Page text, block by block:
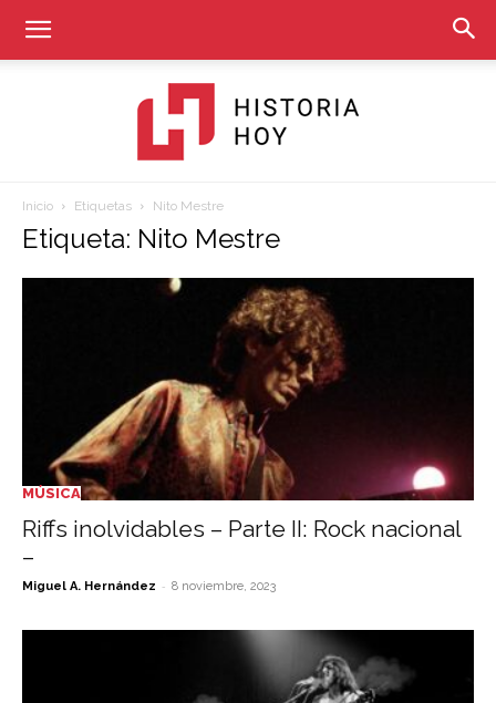
Hoy
Inicio Etiquetas Nito Mestre
Etiqueta: Nito Mestre
MÚSICA
Riffs inolvidables – Parte II: Rock nacional
–
Miguel A. Hernández - 8 noviembre, 2023